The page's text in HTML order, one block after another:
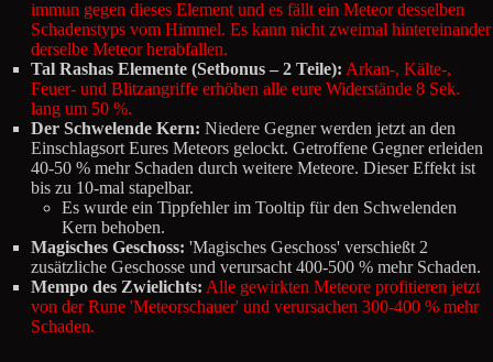
immun gegen dieses Element und es fällt ein Meteor desselben
Schadenstyps vom Himmel. Es kann nicht zweimal hintereinander
derselbe Meteor herabfallen.
Tal Rashas Elemente (Setbonus – 2 Teile): Arkan-, Kälte-,
Feuer- und Blitzangriffe erhöhen alle eure Widerstände 8 Sek.
lang um 50 %.
Der Schwelende Kern: Niedere Gegner werden jetzt an den
Einschlagsort Eures Meteors gelockt. Getroffene Gegner erleiden
40-50 % mehr Schaden durch weitere Meteore. Dieser Effekt ist
bis zu 10-mal stapelbar.
Es wurde ein Tippfehler im Tooltip für den Schwelenden
Kern behoben.
Magisches Geschoss: 'Magisches Geschoss' verschießt 2
zusätzliche Geschosse und verursacht 400-500 % mehr Schaden.
Mempo des Zwielichts: Alle gewirkten Meteore profitieren jetzt
von der Rune 'Meteorschauer' und verursachen 300-400 % mehr
Schaden.